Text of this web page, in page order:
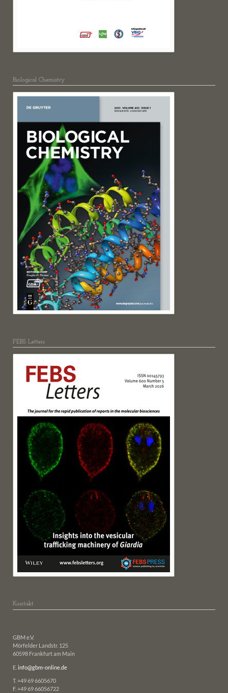
Biological Chemistry
FEBS Letters
Kontakt
GBM e.V.
Mörfelder Landstr. 125
60598 Frankfurt am Main
E. info@gbm-online.de
T. +49 69 6605670
F. +49 69 66056722